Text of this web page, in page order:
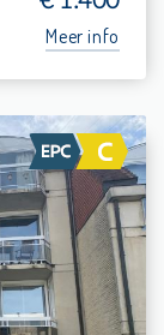
Meer info